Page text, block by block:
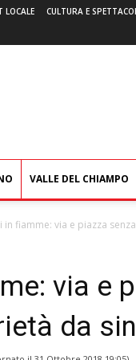
LOCALE CULTURA E
VALLE DEL CHIAMPO
in fiamme: via e piazza
via e
da